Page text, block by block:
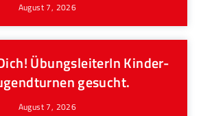
August 7, 2026
ÜbungsleiterIn Kinder-
gesucht.
August 7, 2026